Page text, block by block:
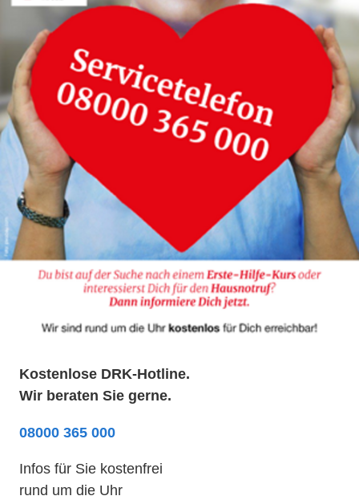
Kostenlose DRK-Hotline.
Wir beraten Sie gerne.
08000 365 000
Infos für Sie kostenfrei
rund um die Uhr